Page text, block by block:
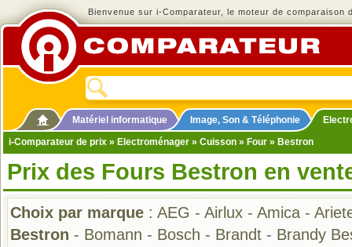
Bienvenue sur i-Comparateur, le moteur de comparaison
Matériel informatique Image, Son & Téléphonie
i-Comparateur de prix » Electroménager » Cuisson » Four » Bestron
Prix des Fours Bestron en
Choix par marque : AEG - Airlux - Amica -
Bestron - Bomann - Bosch - Brandt - Brandy